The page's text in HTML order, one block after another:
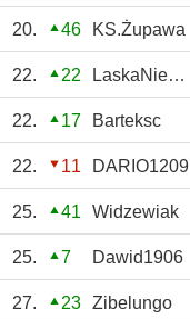
20. 46 KS.Żupawa
22. 22 LaskaNiebieska
22. 17 Barteksc
22. 11 DARIO1209
25. 41 Widzewiak
25. 7 Dawid1906
27. 23 Zibelungo